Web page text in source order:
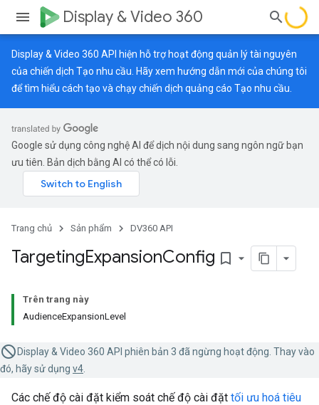
Display & Video 360
Display & Video 360 API hiện hỗ trợ hoạt động quản lý tài nguyên
của chiến dịch Tạo nhu cầu. Hãy xem hướng dẫn mới của chúng tôi
để tìm hiểu cách tạo và chạy chiến dịch quảng cáo Tạo nhu cầu.
Google sử dụng công nghệ AI để dịch nội dung sang ngôn ngữ bạn
ưu tiên. Bản dịch bằng AI có thể có lỗi.
Trang chủ Sản phẩm DV360 API
TargetingExpansionConfig bookmark_border
Trên trang này
AudienceExpansionLevel
Display & Video 360 API phiên bản 3 đã ngừng hoạt động. Thay vào
đó, hãy sử dụng v4
Các chế độ cài đặt kiểm soát chế độ cài đặt tối ưu hoá tiêu